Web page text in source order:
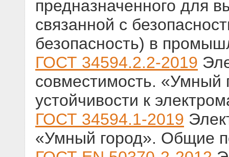
предназначенного для
связанной с
безопасность) в
ГОСТ 34594.2.2-2019
совместимость. «Умный
устойчивости к
ГОСТ 34594.1-2019
«Умный город». Общие